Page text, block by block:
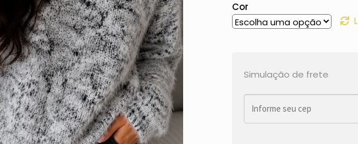
Cor
Simulação de frete